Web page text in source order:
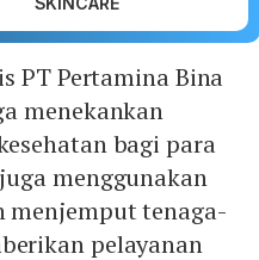
PT Pertamina Bina
menekankan
bagi para
menggunakan
menjemput tenaga-
pelayanan